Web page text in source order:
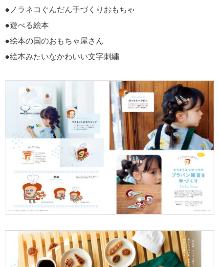
●ノラネコぐんだん手づくりおもちゃ
●遊べる絵本
●絵本の国のおもちゃ屋さん
●絵本みたいなかわいい文字刺繍